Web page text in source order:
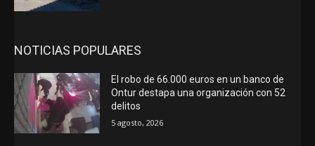
NOTICIAS POPULARES
El robo de 66.000 euros en un banco de
Ontur destapa una organización con 52
delitos
5 agosto, 2026